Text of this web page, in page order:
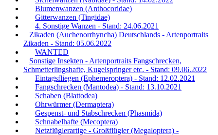
Blumenwanzen (Anthocoridae)
Gitterwanzen (Tingidae)
4. Sonstige Wanzen - Stand: 24.06.2021
Zikaden (Auchenorrhyncha) Deutschlands - Artenportraits
Zikaden - Stand: 05.06.2022
WANTED
Sonstige Insekten - Artenportraits Fangschrecken,
Schmetterlingshafte, Kugelspringer etc. - Stand: 09.06.2022
Eintagsfliegen (Ephemeroptera) - Stand: 12.02.2021
Fangschrecken (Mantodea) - Stand: 13.10.2021
Schaben (Blattodea)
Ohrwürmer (Dermaptera)
Gespenst- und Stabschrecken (Phasmida)
Schnabelhafte (Mecoptera)
Netzflüglerartige - Großflügler (Megaloptera) -